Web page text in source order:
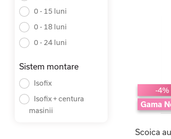
0 - 15 luni
0 - 18 luni
0 - 24 luni
Sistem montare
Isofix
Isofix + centura
masinii
-4%
Gama
Scoica